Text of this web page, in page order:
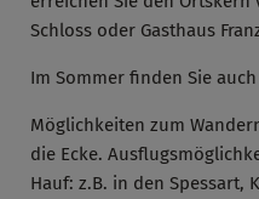
Schloss oder Gasthaus
Im Sommer finden Sie
Möglichkeiten zum
die Ecke.
Hauf: z.B. in den Spessart,